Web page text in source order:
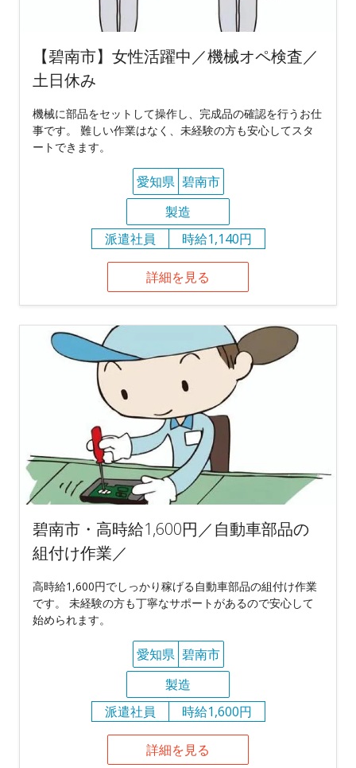
【碧南市】女性活躍中／機械オペ検査／
土日休み
機械に部品をセットして操作し、完成品の確認を行うお仕
事です。 難しい作業はなく、未経験の方も安心してスタ
ートできます。
愛知県 碧南市
製造
派遣社員
時給1,140円
詳細を見る
碧南市・高時給1,600円／自動車部品の
組付け作業／
高時給1,600円でしっかり稼げる自動車部品の組付け作業
です。 未経験の方も丁寧なサポートがあるので安心して
始められます。
愛知県 碧南市
製造
派遣社員
時給1,600円
詳細を見る